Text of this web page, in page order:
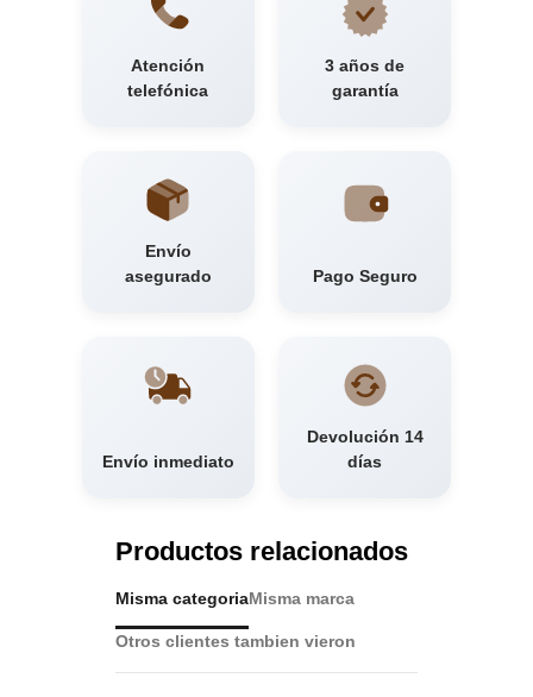
Atención
telefónica
3 años de
garantía
Envío
asegurado
Pago Seguro
Envío inmediato
Devolución 14
días
Productos relacionados
Misma categoriaMisma marca
Otros clientes tambien vieron